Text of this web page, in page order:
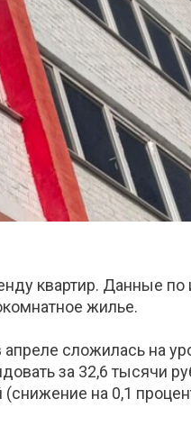
квартир. Данные по
жилье.
сложилась на
за 32,6 тысячи
на 0,1